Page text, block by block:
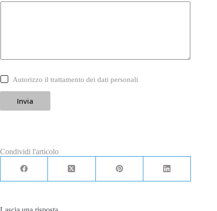
C
a
s
p
Autorizzo il trattamento dei dati personali
Invia
Condividi l'articolo